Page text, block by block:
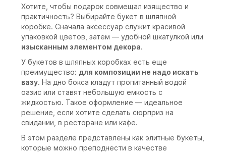
Хотите, чтобы подарок совмещал изящество и
практичность? Выбирайте букет в шляпной
коробке. Сначала аксессуар служит красивой
упаковкой цветов, затем — удобной шкатулкой или
изысканным элементом декора.
У букетов в шляпных коробках есть еще
преимущество: для композиции не надо искать
вазу. На дно бокса кладут пропитанный водой
оазис или ставят небольшую емкость с
жидкостью. Такое оформление — идеальное
решение, если хотите сделать сюрприз на
свидании, в ресторане или кафе.
В этом разделе представлены как элитные букеты,
которые можно преподнести в качестве